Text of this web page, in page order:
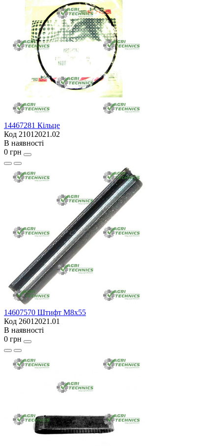
14467281 Кільце
Код 21012021.02
В наявності
0 грн
14607570 Штифт M8x55
Код 26012021.01
В наявності
0 грн